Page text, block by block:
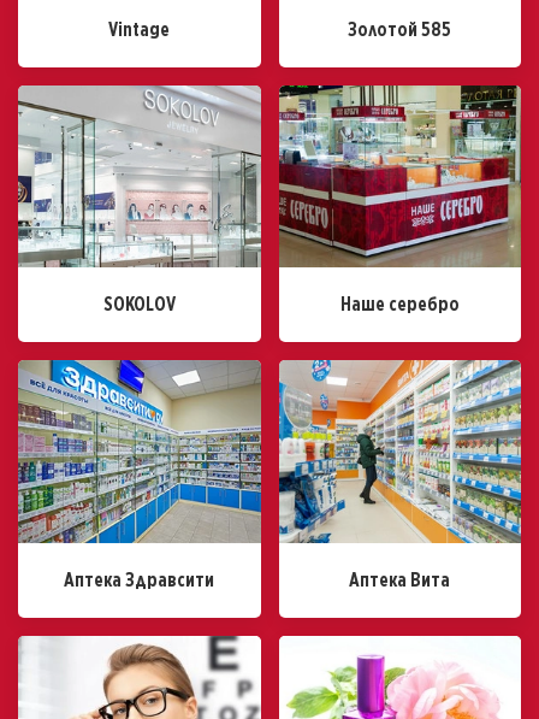
Vintage Золотой 585
SOKOLOV Наше серебро
Аптека Здравсити Аптека Вита